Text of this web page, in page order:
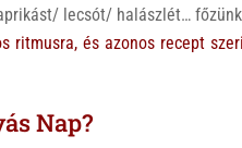
lecsót/ halászlét…
ritmusra, és azonos recept
Nap?